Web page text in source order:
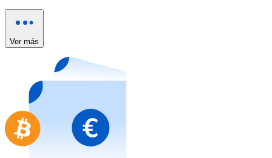
Comprar con tarjeta
Compra tarjetas regalo de tus marcas favoritas con
Ir a la tienda de tarjetas regalo
Ver más